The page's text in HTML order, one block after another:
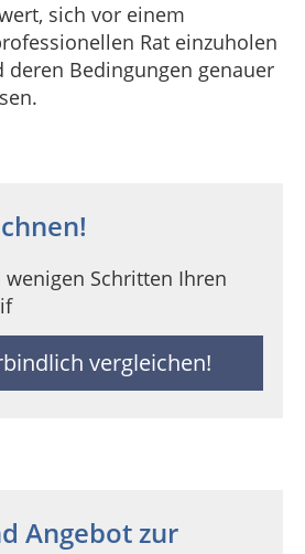
sich vor einem
Rat einzuholen
deren Bedingungen genauer
wenigen Schritten Ihren
vergleichen!
Angebot zur